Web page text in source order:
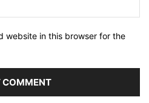
website in this browser for the